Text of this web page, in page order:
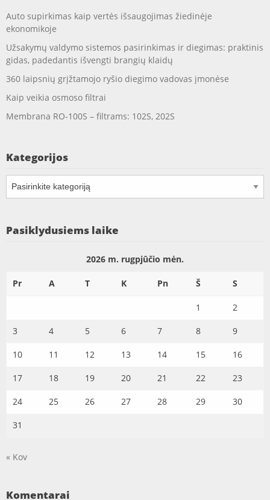
Auto supirkimas kaip vertės išsaugojimas žiedinėje
ekonomikoje
Užsakymų valdymo sistemos pasirinkimas ir diegimas: praktinis
gidas, padedantis išvengti brangių klaidų
360 laipsnių grįžtamojo ryšio diegimo vadovas įmonėse
Kaip veikia osmoso filtrai
Membrana RO-100S – filtrams: 102S, 202S
Kategorijos
Kategorijos
Pasiklydusiems laike
2026 m. rugpjūčio mėn.
Pr A T K Pn Š S
1 2
3 4 5 6 7 8 9
10 11 12 13 14 15 16
17 18 19 20 21 22 23
24 25 26 27 28 29 30
31
« Kov
Komentarai